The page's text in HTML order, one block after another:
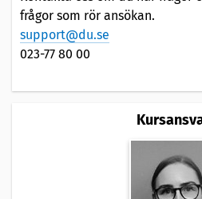
frågor som rör ansökan.
support@du.se
023-77 80 00